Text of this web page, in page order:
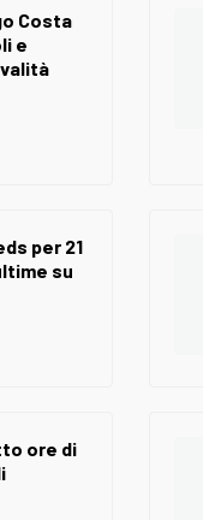
Costa
e
per 21
su
ore di